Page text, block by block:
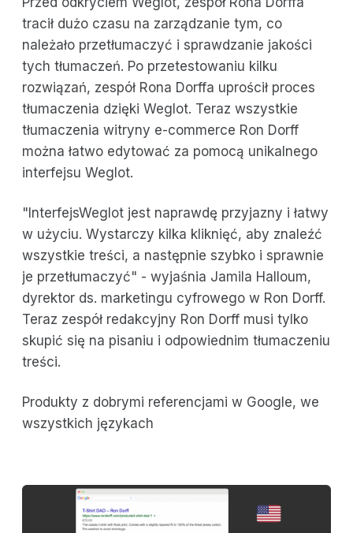
tracił dużo czasu na zarządzanie tym, co
należało przetłumaczyć i sprawdzanie jakości
tych tłumaczeń. Po przetestowaniu kilku
rozwiązań, zespół Rona Dorffa uprościł proces
tłumaczenia dzięki Weglot. Teraz wszystkie
tłumaczenia witryny e-commerce Ron Dorff
można łatwo edytować za pomocą unikalnego
interfejsu Weglot.
"InterfejsWeglot jest naprawdę przyjazny i łatwy
w użyciu. Wystarczy kilka kliknięć, aby znaleźć
wszystkie treści, a następnie szybko i sprawnie
je przetłumaczyć" - wyjaśnia Jamila Halloum,
dyrektor ds. marketingu cyfrowego w Ron Dorff.
Teraz zespół redakcyjny Ron Dorff musi tylko
skupić się na pisaniu i odpowiednim tłumaczeniu
treści.
Produkty z dobrymi referencjami w Google, we
wszystkich językach